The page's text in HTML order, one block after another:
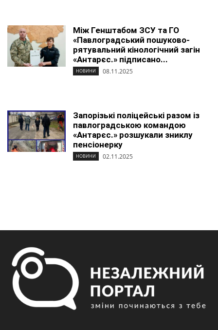
Між Генштабом ЗСУ та ГО
«Павлоградський пошуково-
рятувальний кінологічний загін
«Антарєс.» підписано...
НОВИНИ 08.11.2025
Запорізькі поліцейські разом із
павлоградською командою
«Антарєс.» розшукали зниклу
пенсіонерку
НОВИНИ 02.11.2025